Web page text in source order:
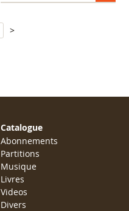
>
Catalogue
Abonnements
Partitions
Musique
Livres
Videos
Divers